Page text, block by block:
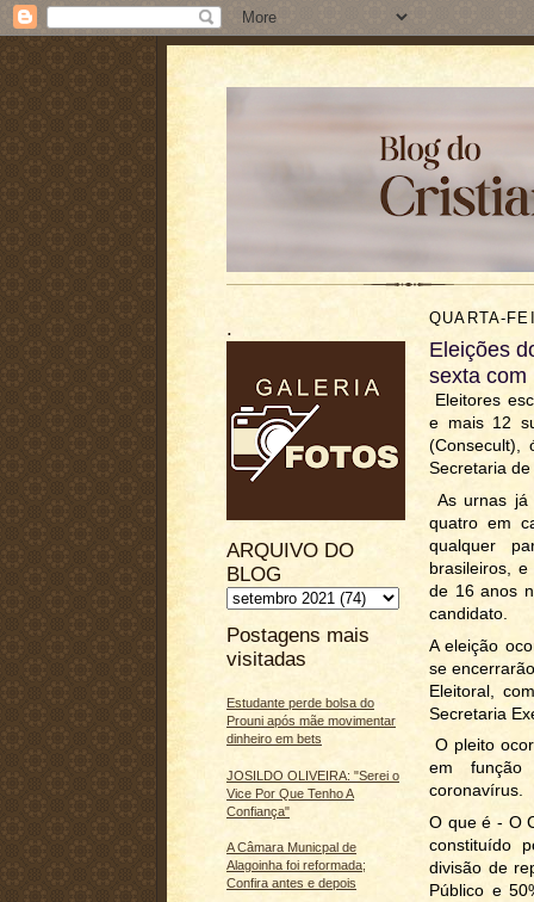
.
ARQUIVO DO
BLOG
Postagens mais
visitadas
Estudante perde bolsa do
Prouni após mãe movimentar
dinheiro em bets
JOSILDO OLIVEIRA: "Serei o
Vice Por Que Tenho A
Confiança"
A Câmara Municpal de
Alagoinha foi reformada;
Confira antes e depois
QUARTA-
Eleições
sexta com
Eleitores
e mais 12
(Consecult),
Secretaria
As urnas já
quatro em
qualquer
brasileiros,
de 16 anos
candidato.
A eleição
se
Eleitoral,
Secretaria
O pleito
em função
coronavírus.
O que é - O
constituído
divisão de
Público e